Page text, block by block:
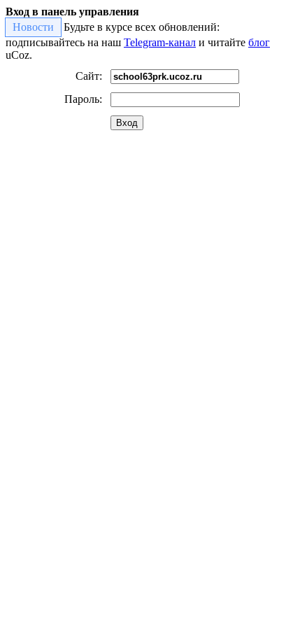
Вход в панель управления
Новости
Будьте в курсе всех обновлений:
подписывайтесь на наш Telegram-канал и читайте блог
uCoz.
Сайт:
Пароль:
Вход